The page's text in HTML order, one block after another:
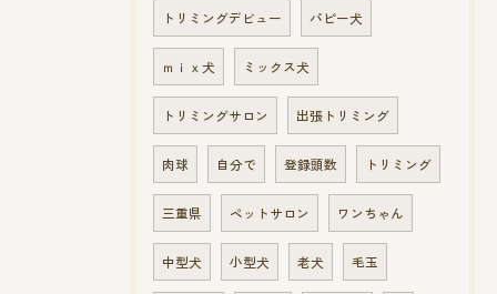
トリミングデビュー パピー犬
ｍｉｘ犬 ミックス犬
トリミングサロン 出張トリミング
肉球 自分で 登録頭数 トリミング
三重県 ペットサロン ワンちゃん
中型犬 小型犬 老犬 毛玉